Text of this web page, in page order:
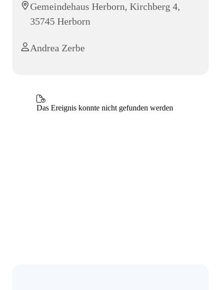
Gemeindehaus Herborn, Kirchberg 4,
35745 Herborn
Andrea Zerbe